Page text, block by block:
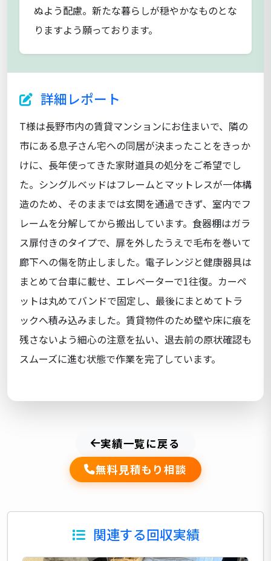
ぬよう配慮。新たな暮らしが穏やかなものとな
りますよう願っております。
詳細レポート
T様は長野市内の賃貸マンションにお住まいで、隣の
市にある息子さん宅への同居が決まったことをきっか
けに、長年使ってきた家財道具の処分をご希望でし
た。シングルベッドはフレームとマットレスが一体構
造のため、そのままでは玄関を通過できず、室内でフ
レームを分解してから搬出しています。食器棚はガラ
ス扉付きのタイプで、扉を外したうえで毛布を巻いて
廊下への傷を防止しました。電子レンジと健康器具は
まとめて台車に載せ、エレベーターで1往復。カーペ
ットは丸めてバンドで固定し、最後にまとめてトラ
ックへ積み込みました。賃貸物件のため壁や床に痕を
残さないよう細心の注意を払い、退去前の原状確認も
スムーズに進む状態で作業を完了しています。
実績一覧に戻る
無料見積もり相談
関連する回収実績